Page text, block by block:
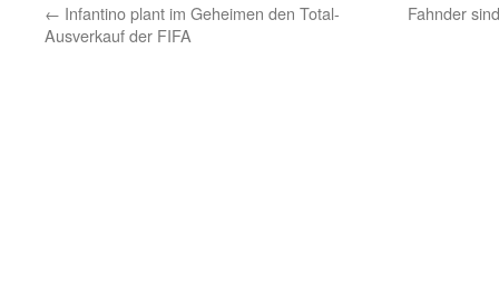
← Infantino plant im Geheimen den Total-
Ausverkauf der FIFA
Fahnder